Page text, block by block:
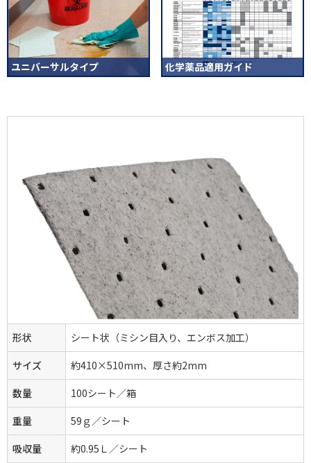
ユニバーサルタイプ 化学薬品適用ガイド
形状
シート状（ミシン目入り、エンボス加工）
サイズ
約410×510mm、厚さ約2mm
数量
100シート／箱
重量
59ｇ／シート
吸収量
約0.95Ｌ／シート